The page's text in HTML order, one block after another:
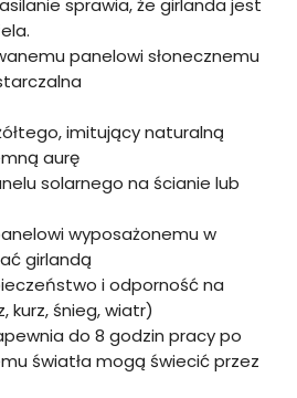
sprawia, że girlanda jest
panelowi słonecznemu
imitujący naturalną
aurę
solarnego na ścianie lub
wyposażonemu w
girlandą
i odporność na
kurz, śnieg, wiatr)
do 8 godzin pracy po
światła mogą świecić przez